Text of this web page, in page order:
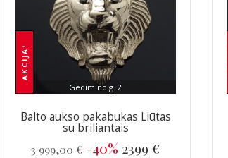
Gedimino g. 2
AKCIJA!
Balto aukso pakabukas Liūtas
su briliantais
3 999,00 € -40% 2399 €